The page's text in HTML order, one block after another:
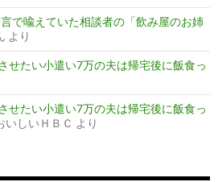
で喩えていた相談者の「飲み屋のお姉
より
せたい小遣い7万の夫は帰宅後に飯食っ
せたい小遣い7万の夫は帰宅後に飯食っ
いしいＨＢＣ より